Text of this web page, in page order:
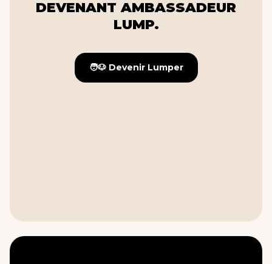
DEVENANT AMBASSADEUR
LUMP.
🧑🐶 Devenir Lumper
🧑🐶 Devenir Lumper